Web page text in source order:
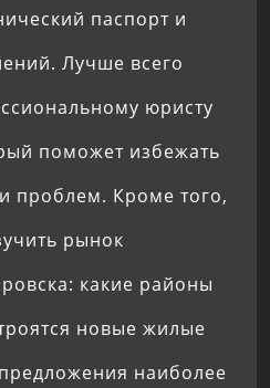
паспорт и
Лучше всего
юристу
поможет избежать
проблем. Кроме того,
рынок
какие районы
новые жилые
наиболее